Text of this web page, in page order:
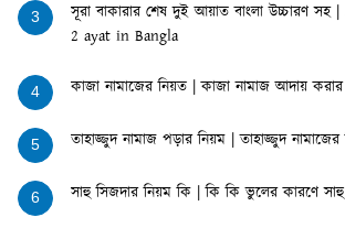
3
সূরা বাকারার শেষ দুই আয়াত বাংলা উচ্চারণ
2 ayat in Bangla
4 কাজা নামাজের নিয়ত | কাজা নামাজ আদায়
5 তাহাজ্জুদ নামাজ পড়ার নিয়ম | তাহাজ্জুদ
6 সাহু সিজদার নিয়ম কি | কি কি ভুলের কারণে